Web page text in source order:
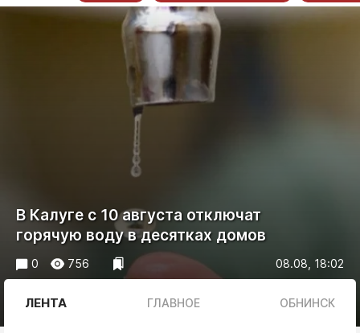
РУБРИКИ
Новости компаний
Народные новости
Авто и транспорт
Благоустройство
Культура
Недвижимость и ЖКХ
Образование
Общество
ЛЕНТА ГЛАВНОЕ ОБНИНСК
В Калуге с 10 августа отключат
горячую воду в десятках домов
08.08, 18:02
0 756